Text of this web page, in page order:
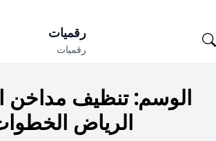
to
رقميات
رقميات
الوسم:تنظيف مداخن
الرياض